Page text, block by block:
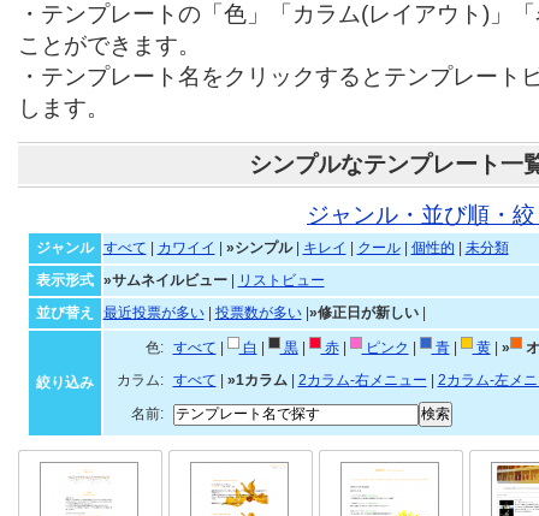
・テンプレートの「色」「カラム(レイアウト)」
ことができます。
・テンプレート名をクリックするとテンプレート
します。
シンプルなテンプレート一
ジャンル・並び順・
ジャンル すべて カワイイ »シンプル| キレイ クール| 個性的
未分類
表示形式
»サムネイルビュー|
リストビュー
並び替え
最近投票が多い| 投票数が多い| »修正日が新しい|
絞り込み
色: すべて 白 黒| 赤| ピンク 青| 黄| »
カラム:
すべて »1カラム| 2カラム-右メニュー
2カラム-左メ
名前: